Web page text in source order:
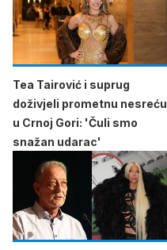
Tea Tairović i suprug
doživjeli prometnu nesreću
u Crnoj Gori: 'Čuli smo
snažan udarac'